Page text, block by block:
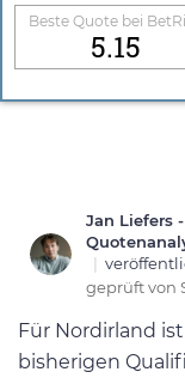
Beste Quote bei
5.15
Jan Liefers
|
geprüft von
Für Nordirland
bisherigen